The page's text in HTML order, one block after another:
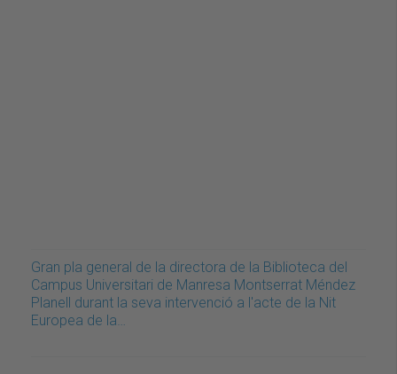
Gran pla general de la directora de la Biblioteca del
Campus Universitari de Manresa Montserrat Méndez
Planell durant la seva intervenció a l'acte de la Nit
Europea de la…